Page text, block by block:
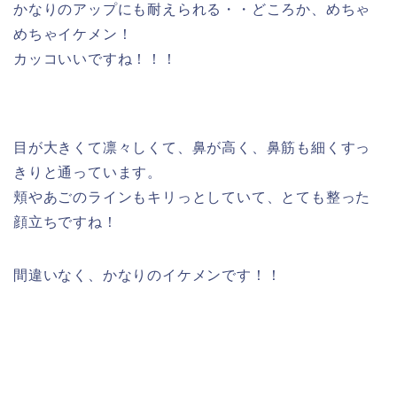
かなりのアップにも耐えられる・・どころか、めちゃ
めちゃイケメン！
カッコいいですね！！！
目が大きくて凛々しくて、鼻が高く、鼻筋も細くすっ
きりと通っています。
頬やあごのラインもキリっとしていて、とても整った
顔立ちですね！
間違いなく、かなりのイケメンです！！